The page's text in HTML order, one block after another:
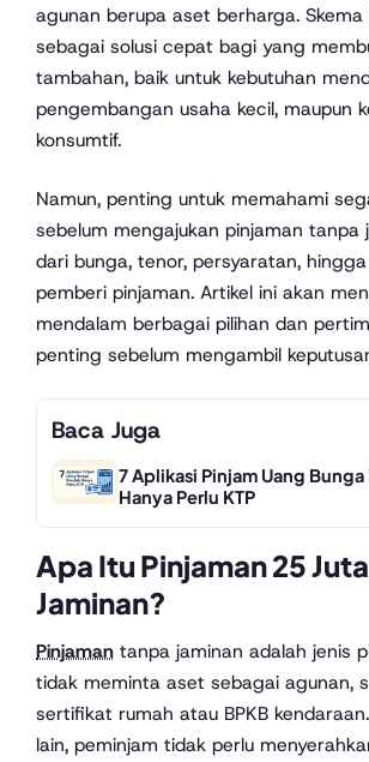
agunan berupa aset berharga. Skema
sebagai solusi cepat bagi yang
tambahan, baik untuk kebutuhan
pengembangan usaha kecil, maupun
konsumtif.
Namun, penting untuk memahami
sebelum mengajukan pinjaman tanpa
dari bunga, tenor, persyaratan,
pemberi pinjaman. Artikel ini akan
mendalam berbagai pilihan dan
penting sebelum mengambil
Baca Juga
7 Aplikasi Pinjam Uang Bunga
Hanya Perlu KTP
Apa Itu Pinjaman 25
Jaminan?
Pinjaman tanpa jaminan adalah jenis
tidak meminta aset sebagai agunan,
sertifikat rumah atau BPKB
lain, peminjam tidak perlu